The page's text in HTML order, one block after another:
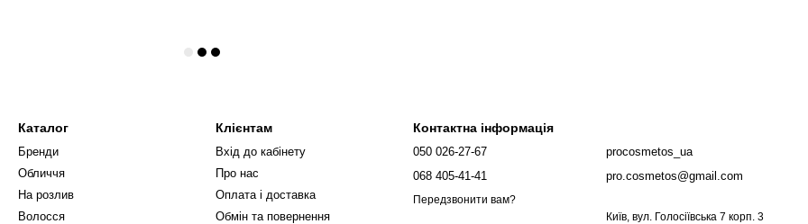
Каталог
Бренди
Обличчя
На розлив
Волосся
Клієнтам
Вхід до кабінету
Про нас
Оплата і доставка
Обмін та повернення
Контактна інформація
050 026-27-67
068 405-41-41
Передзвонити вам?
procosmetos_ua
pro.cosmetos@gmail.com
Київ, вул. Голосіївська 7 корп. 3